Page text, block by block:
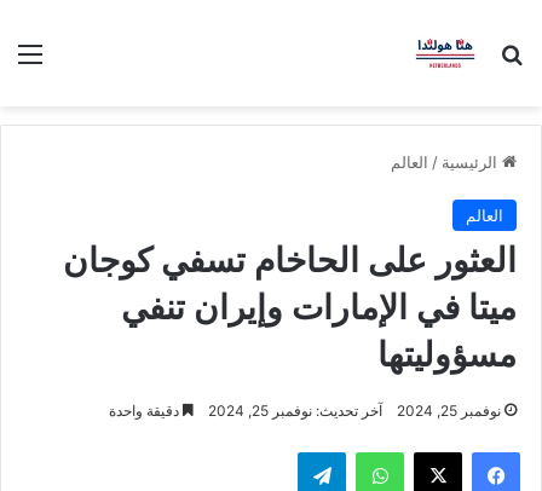
بحث عن
الرئيسية / العالم
العالم
العثور على الحاخام تسفي كوجان
ميتا في الإمارات وإيران تنفي
مسؤوليتها
نوفمبر 25, 2024 آخر تحديث: نوفمبر 25, 2024 دقيقة واحدة
فيسبوك ‫X واتساب تيلقرام